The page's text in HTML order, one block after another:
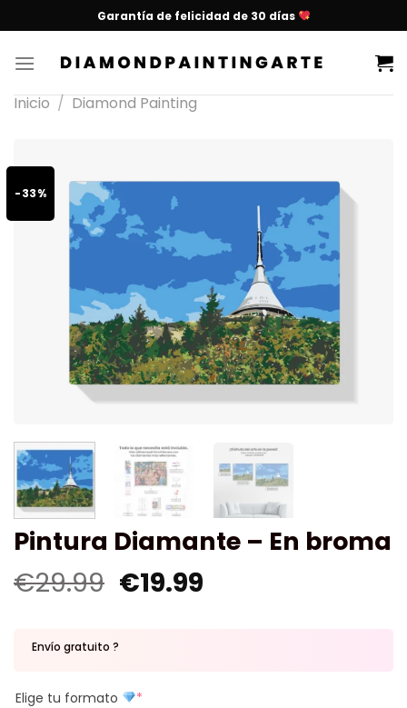
Garantía de felicidad de 30 días
Inicio / Diamond Painting
-33%
Pintura Diamante – En broma
€29.99 €19.99
Envío gratuito ?
Elige tu formato *